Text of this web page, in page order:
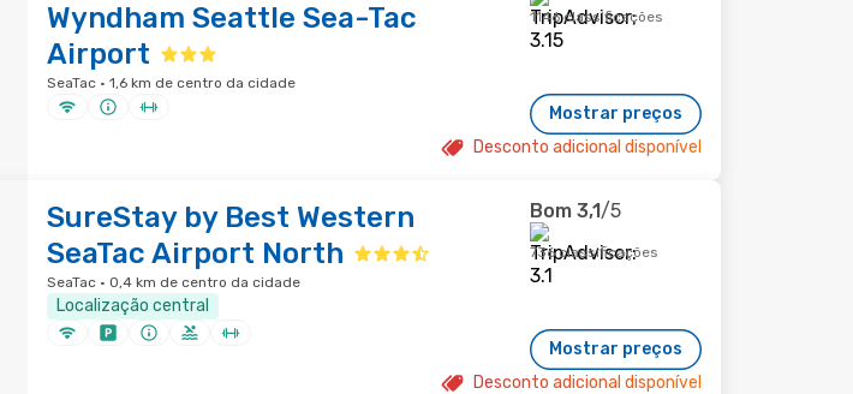
Wyndham Seattle Sea-Tac
Airport
SeaTac · 1,6 km de centro da cidade
1146 classificações
Mostrar preços
Desconto adicional disponível
SureStay by Best Western
SeaTac Airport North
SeaTac · 0,4 km de centro da cidade
Localização central
Bom 3,1/5
736 classificações
Mostrar preços
Desconto adicional disponível